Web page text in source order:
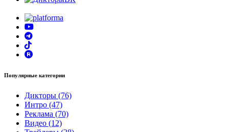
Популярные категории
Дикторы (76)
Интро (47)
Реклама (70)
Видео (12)